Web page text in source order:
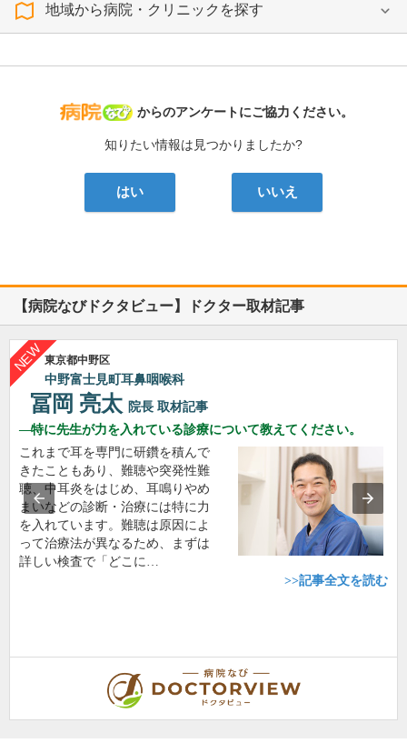
地域から病院・クリニックを探す
病院なび
からのアンケートにご協力ください。
知りたい情報は見つかりましたか?
はい いいえ
【病院なびドクタビュー】ドクター取材記事
東京都中野区
中野富士見町耳鼻咽喉科
冨岡 亮太 院長 取材記事
特に先生が力を入れている診療について教えてください。
これまで耳を専門に研鑽を積んで
きたこともあり、難聴や突発性難
聴、中耳炎をはじめ、耳鳴りやめ
まいなどの診断・治療には特に力
を入れています。難聴は原因によ
って治療法が異なるため、まずは
詳しい検査で「どこに…
>>記事全文を読む